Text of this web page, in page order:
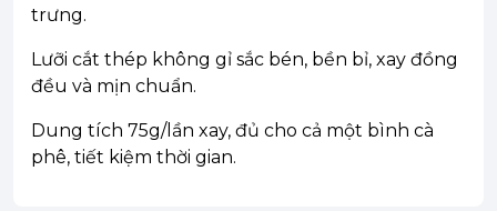
trưng.
Lưỡi cắt thép không gỉ sắc bén, bền bỉ, xay đồng
đều và mịn chuẩn.
Dung tích 75g/lần xay, đủ cho cả một bình cà
phê, tiết kiệm thời gian.